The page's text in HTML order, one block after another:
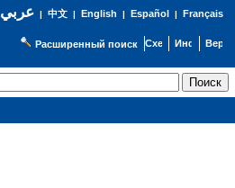
عربي| 中文| English | Español | Français
Расширенный поиск